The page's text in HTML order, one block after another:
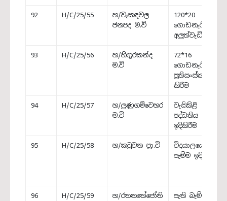
92 H/C/25/55
හ/වෑකඳවල
ජනපද ම.වි
120*20
ගොඩනැගිල්ල
අලුත්වැඩියාව
93 H/C/25/56
හ/හිගුරකන්ද
ම.වි
72*16
ගොඩනැගිල්ල
ප්‍රතිසංස්කරණය
කිරීම
94 H/C/25/57
හ/ලුණුගම්වෙහර
ම.වි
වැසිකිළි
පද්ධතිය
ඉදිකිරීම
95 H/C/25/58 හ/කටුවන ප්‍රා.වි
විදයාලයේ පැති
පැම්ම ඉදි කිරීම
96 H/C/25/59
හ/රතනතේජෝති
පැති බැම්ම ඉදි